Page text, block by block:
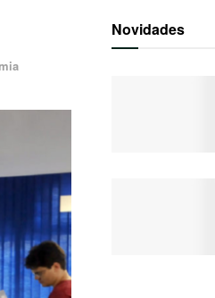
Novidades